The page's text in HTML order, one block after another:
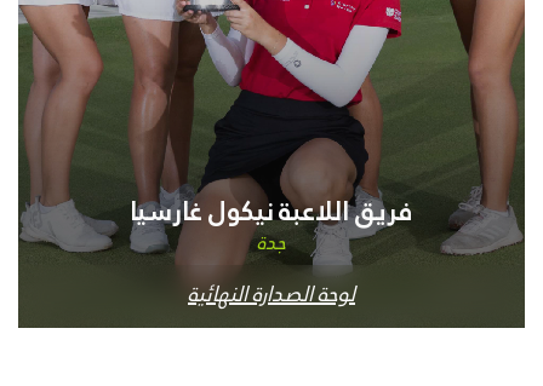
فريق اللاعبة نيكول غارسيا
جدة
لوحة الصدارة النهائية